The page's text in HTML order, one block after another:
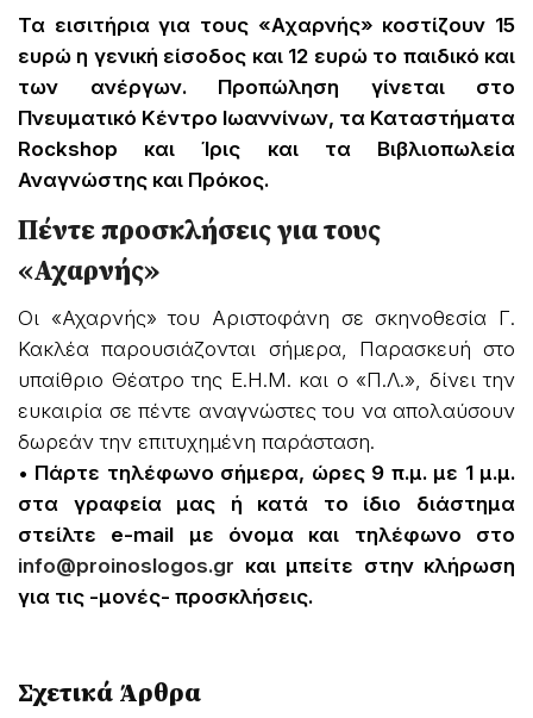
Τα εισιτήρια για τους «Αχαρνής» κοστίζουν 15
ευρώ η γενική είσοδος και 12 ευρώ το παιδικό και
των ανέργων. Προπώληση γίνεται στο
Πνευματικό Κέντρο Ιωαννίνων, τα Καταστήματα
Rockshop και Ίρις και τα Βιβλιοπωλεία
Αναγνώστης και Πρόκος.
Πέντε προσκλήσεις για τους
«Αχαρνής»
Οι «Αχαρνής» του Αριστοφάνη σε σκηνοθεσία Γ.
Κακλέα παρουσιάζονται σήμερα, Παρασκευή στο
υπαίθριο Θέατρο της Ε.Η.Μ. και ο «Π.Λ.», δίνει την
ευκαιρία σε πέντε αναγνώστες του να απολαύσουν
δωρεάν την επιτυχημένη παράσταση.
• Πάρτε τηλέφωνο σήμερα, ώρες 9 π.μ. με 1 μ.μ.
στα γραφεία μας ή κατά το ίδιο διάστημα
στείλτε e-mail με όνομα και τηλέφωνο στο
info@proinoslogos.gr και μπείτε στην κλήρωση
για τις -μονές- προσκλήσεις.
Σχετικά Άρθρα